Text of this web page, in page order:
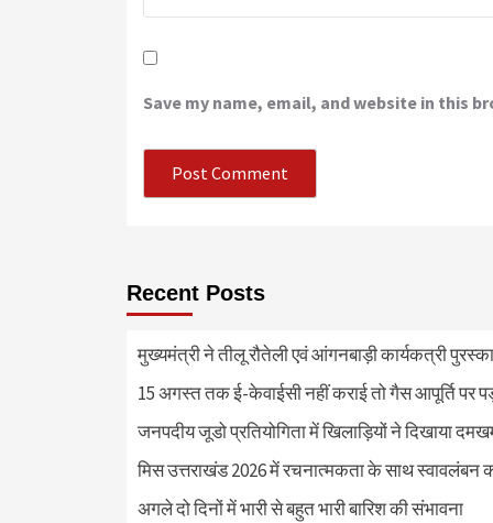
Save my name, email, and website in this
Recent Posts
मुख्यमंत्री ने तीलू रौतेली एवं आंगनबाड़ी कार्यकत्री
15 अगस्त तक ई-केवाईसी नहीं कराई तो गैस आपूर्ति पर
जनपदीय जूडो प्रतियोगिता में खिलाड़ियों ने दिखाया
मिस उत्तराखंड 2026 में रचनात्मकता के साथ स्वावलंबन
अगले दो दिनों में भारी से बहुत भारी बारिश की संभावना